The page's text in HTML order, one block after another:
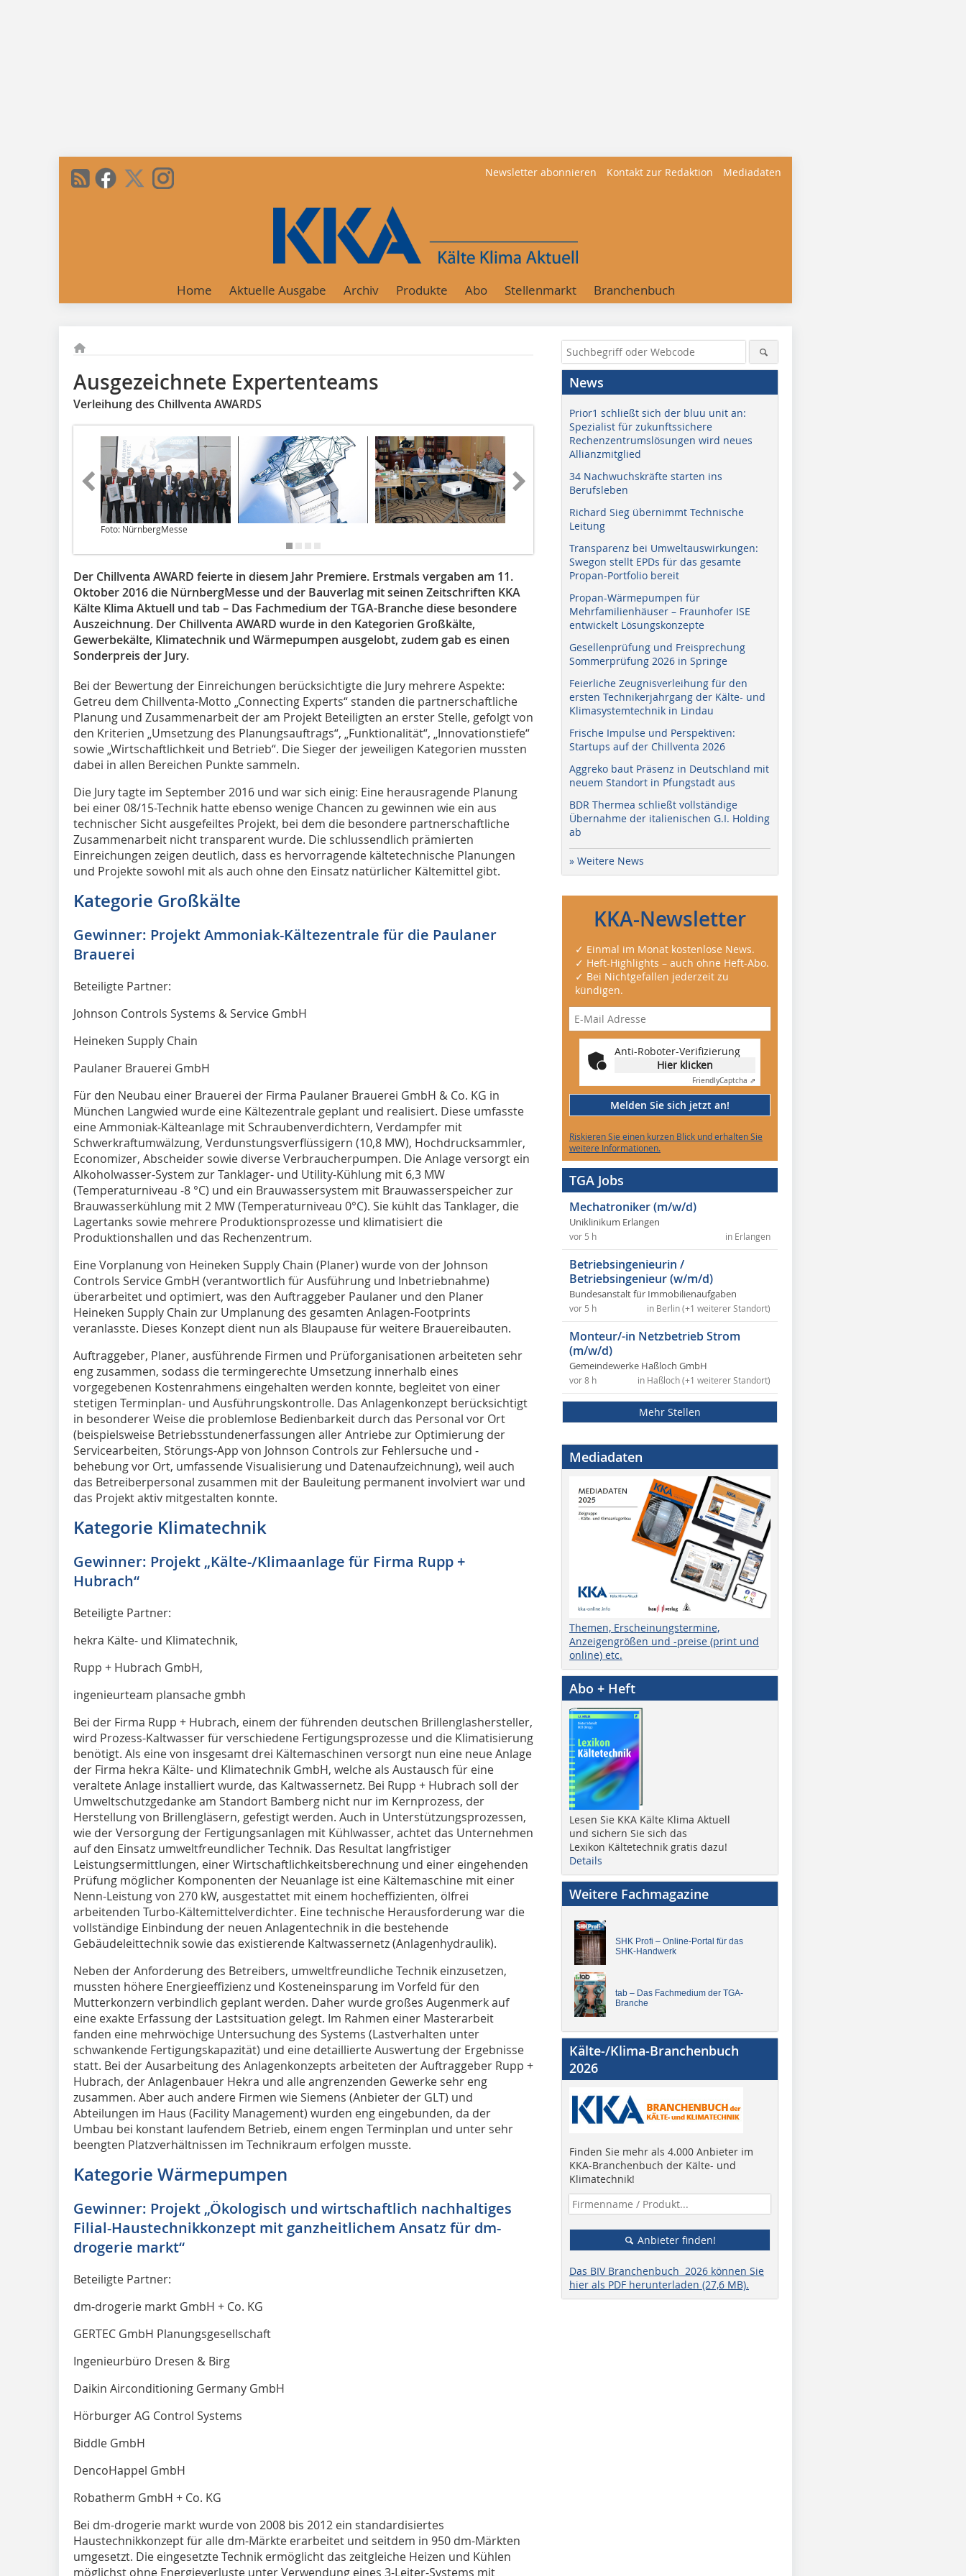
Newsletter abonnieren Kontakt zur Redaktion Mediadaten
Home Aktuelle Ausgabe Archiv Produkte Abo Stellenmarkt Branchenbuch
Ausgezeichnete Expertenteams
Verleihung des Chillventa AWARDS
Foto: NürnbergMesse
Der Chillventa AWARD feierte in diesem Jahr Premiere. Erstmals vergaben am 11.
Oktober 2016 die NürnbergMesse und der Bauverlag mit seinen Zeitschriften KKA
Kälte Klima Aktuell und tab – Das Fachmedium der TGA-Branche diese besondere
Auszeichnung. Der Chillventa AWARD wurde in den Kategorien Großkälte,
Gewerbekälte, Klimatechnik und Wärmepumpen ausgelobt, zudem gab es einen
Sonderpreis der Jury.
Bei der Bewertung der Einreichungen berücksichtigte die Jury mehrere Aspekte:
Getreu dem Chillventa-Motto „Connecting Experts“ standen die partnerschaftliche
Planung und Zusammenarbeit der am Projekt Beteiligten an erster Stelle, gefolgt von
den Kriterien „Umsetzung des Planungsauftrags“, „Funktionalität“, „Innovationstiefe“
sowie „Wirtschaftlichkeit und Betrieb“. Die Sieger der jeweiligen Kategorien mussten
dabei in allen Bereichen Punkte sammeln.
Die Jury tagte im September 2016 und war sich einig: Eine herausragende Planung
bei einer 08/15-Technik hatte ebenso wenige Chancen zu gewinnen wie ein aus
technischer Sicht ausgefeiltes Projekt, bei dem die besondere partnerschaftliche
Zusammenarbeit nicht transparent wurde. Die schlussendlich prämierten
Einreichungen zeigen deutlich, dass es hervorragende kältetechnische Planungen
und Projekte sowohl mit als auch ohne den Einsatz natürlicher Kältemittel gibt.
Kategorie Großkälte
Gewinner: Projekt Ammoniak-Kältezentrale für die Paulaner
Brauerei
Beteiligte Partner:
Johnson Controls Systems & Service GmbH
Heineken Supply Chain
Paulaner Brauerei GmbH
Für den Neubau einer Brauerei der Firma Paulaner Brauerei GmbH & Co. KG in
München Langwied wurde eine Kältezentrale geplant und realisiert. Diese umfasste
eine Ammoniak-Kälteanlage mit Schraubenverdichtern, Verdampfer mit
Schwerkraftumwälzung, Verdunstungsverflüssigern (10,8 MW), Hochdrucksammler,
Economizer, Abscheider sowie diverse Verbraucherpumpen. Die Anlage versorgt ein
Alkoholwasser-System zur Tanklager- und Utility-Kühlung mit 6,3 MW
(Temperaturniveau -8 °C) und ein Brauwassersystem mit Brauwasserspeicher zur
Brauwasserkühlung mit 2 MW (Temperaturniveau 0°C). Sie kühlt das Tanklager, die
Lagertanks sowie mehrere Produktionsprozesse und klimatisiert die
Produktionshallen und das Rechenzentrum.
Eine Vorplanung von Heineken Supply Chain (Planer) wurde von der Johnson
Controls Service GmbH (verantwortlich für Ausführung und Inbetriebnahme)
überarbeitet und optimiert, was den Auftraggeber Paulaner und den Planer
Heineken Supply Chain zur Umplanung des gesamten Anlagen-Footprints
veranlasste. Dieses Konzept dient nun als Blaupause für weitere Brauereibauten.
Auftraggeber, Planer, ausführende Firmen und Prüforganisationen arbeiteten sehr
eng zusammen, sodass die termingerechte Umsetzung innerhalb eines
vorgegebenen Kostenrahmens eingehalten werden konnte, begleitet von einer
stetigen Terminplan- und Ausführungskontrolle. Das Anlagenkonzept berücksichtigt
in besonderer Weise die problemlose Bedienbarkeit durch das Personal vor Ort
(beispielsweise Betriebsstundenerfassungen aller Antriebe zur Optimierung der
Servicearbeiten, Störungs-App von Johnson Controls zur Fehlersuche und -
behebung vor Ort, umfassende Visualisierung und Datenaufzeichnung), weil auch
das Betreiberpersonal zusammen mit der Bauleitung permanent involviert war und
das Projekt aktiv mitgestalten konnte.
Kategorie Klimatechnik
Gewinner: Projekt „Kälte-/Klimaanlage für Firma Rupp +
Hubrach“
Beteiligte Partner:
hekra Kälte- und Klimatechnik,
Rupp + Hubrach GmbH,
ingenieurteam plansache gmbh
Bei der Firma Rupp + Hubrach, einem der führenden deutschen Brillenglashersteller,
wird Prozess-Kaltwasser für verschiedene Fertigungsprozesse und die Klimatisierung
benötigt. Als eine von insgesamt drei Kältemaschinen versorgt nun eine neue Anlage
der Firma hekra Kälte- und Klimatechnik GmbH, welche als Austausch für eine
veraltete Anlage installiert wurde, das Kaltwassernetz. Bei Rupp + Hubrach soll der
Umweltschutzgedanke am Standort Bamberg nicht nur im Kernprozess, der
Herstellung von Brillengläsern, gefestigt werden. Auch in Unterstützungsprozessen,
wie der Versorgung der Fertigungsanlagen mit Kühlwasser, achtet das Unternehmen
auf den Einsatz umweltfreundlicher Technik. Das Resultat langfristiger
Leistungsermittlungen, einer Wirtschaftlichkeitsberechnung und einer eingehenden
Prüfung möglicher Komponenten der Neuanlage ist eine Kältemaschine mit einer
Nenn-Leistung von 270 kW, ausgestattet mit einem hocheffizienten, ölfrei
arbeitenden Turbo-Kältemittelverdichter. Eine technische Herausforderung war die
vollständige Einbindung der neuen Anlagentechnik in die bestehende
Gebäudeleittechnik sowie das existierende Kaltwassernetz (Anlagenhydraulik).
Neben der Anforderung des Betreibers, umweltfreundliche Technik einzusetzen,
mussten höhere Energieeffizienz und Kosteneinsparung im Vorfeld für den
Mutterkonzern verbindlich geplant werden. Daher wurde großes Augenmerk auf
eine exakte Erfassung der Lastsituation gelegt. Im Rahmen einer Masterarbeit
fanden eine mehrwöchige Untersuchung des Systems (Lastverhalten unter
schwankende Fertigungskapazität) und eine detaillierte Auswertung der Ergebnisse
statt. Bei der Ausarbeitung des Anlagenkonzepts arbeiteten der Auftraggeber Rupp +
Hubrach, der Anlagenbauer Hekra und alle angrenzenden Gewerke sehr eng
zusammen. Aber auch andere Firmen wie Siemens (Anbieter der GLT) und
Abteilungen im Haus (Facility Management) wurden eng eingebunden, da der
Umbau bei konstant laufendem Betrieb, einem engen Terminplan und unter sehr
beengten Platzverhältnissen im Technikraum erfolgen musste.
Kategorie Wärmepumpen
Gewinner: Projekt „Ökologisch und wirtschaftlich nachhaltiges
Filial-Haustechnikkonzept mit ganzheitlichem Ansatz für dm-
drogerie markt“
Beteiligte Partner:
dm-drogerie markt GmbH + Co. KG
GERTEC GmbH Planungsgesellschaft
Ingenieurbüro Dresen & Birg
Daikin Airconditioning Germany GmbH
Hörburger AG Control Systems
Biddle GmbH
DencoHappel GmbH
Robatherm GmbH + Co. KG
Bei dm-drogerie markt wurde von 2008 bis 2012 ein standardisiertes
Haustechnikkonzept für alle dm-Märkte erarbeitet und seitdem in 950 dm-Märkten
umgesetzt. Die eingesetzte Technik ermöglicht das zeitgleiche Heizen und Kühlen
möglichst ohne Energieverluste unter Verwendung eines 3-Leiter-Systems mit
News
Prior1 schließt sich der bluu unit an:
Spezialist für zukunftssichere
Rechenzentrumslösungen wird neues
Allianzmitglied
34 Nachwuchskräfte starten ins
Berufsleben
Richard Sieg übernimmt Technische
Leitung
Transparenz bei Umweltauswirkungen:
Swegon stellt EPDs für das gesamte
Propan-Portfolio bereit
Propan-Wärmepumpen für
Mehrfamilienhäuser – Fraunhofer ISE
entwickelt Lösungskonzepte
Gesellenprüfung und Freisprechung
Sommerprüfung 2026 in Springe
Feierliche Zeugnisverleihung für den
ersten Technikerjahrgang der Kälte- und
Klimasystemtechnik in Lindau
Frische Impulse und Perspektiven:
Startups auf der Chillventa 2026
Aggreko baut Präsenz in Deutschland mit
neuem Standort in Pfungstadt aus
BDR Thermea schließt vollständige
Übernahme der italienischen G.I. Holding
ab
» Weitere News
KKA-Newsletter
✓ Einmal im Monat kostenlose News.
✓ Heft-Highlights – auch ohne Heft-Abo.
✓ Bei Nichtgefallen jederzeit zu
kündigen.
Anti-Roboter-Verifizierung
Hier klicken
FriendlyCaptcha ⇗
Melden Sie sich jetzt an!
Riskieren Sie einen kurzen Blick und erhalten Sie
weitere Informationen.
TGA Jobs
Mechatroniker (m/w/d)
Uniklinikum Erlangen
in Erlangen
vor 5 h
Betriebsingenieurin /
Betriebsingenieur (w/m/d)
Bundesanstalt für Immobilienaufgaben
in Berlin (+1 weiterer Standort)
vor 5 h
Monteur/-in Netzbetrieb Strom
(m/w/d)
Gemeindewerke Haßloch GmbH
in Haßloch (+1 weiterer Standort)
vor 8 h
Mehr Stellen
Mediadaten
Themen, Erscheinungstermine,
Anzeigengrößen und -preise (print und
online) etc.
Abo + Heft
Lesen Sie KKA Kälte Klima Aktuell
und sichern Sie sich das
Lexikon Kältetechnik gratis dazu!
Details
Weitere Fachmagazine
SHK Profi – Online-Portal für das
SHK-Handwerk
tab – Das Fachmedium der TGA-
Branche
Kälte-/Klima-Branchenbuch
2026
Finden Sie mehr als 4.000 Anbieter im
KKA-Branchenbuch der Kälte- und
Klimatechnik!
Anbieter finden!
Das BIV Branchenbuch 2026 können Sie
hier als PDF herunterladen (27,6 MB).